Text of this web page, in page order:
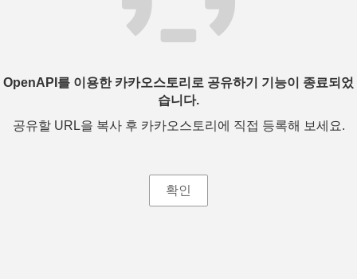
OpenAPI를 이용한 카카오스토리로 공유하기 기능이 종료되었
습니다.
공유할 URL을 복사 후 카카오스토리에 직접 등록해 보세요.
확인